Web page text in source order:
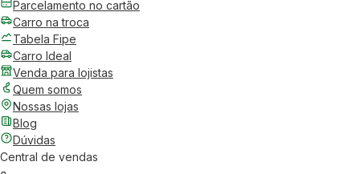
Parcelamento no cartão
Carro na troca
Tabela Fipe
Carro Ideal
Venda para lojistas
Quem somos
Nossas lojas
Blog
Dúvidas
Central de vendas